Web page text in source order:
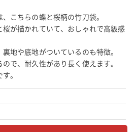
こちらの蝶と桜柄の竹刀袋。
が描かれていて、おしゃれで高級感
地や底地がついているのも特徴。
で、耐久性があり長く使えます。
。